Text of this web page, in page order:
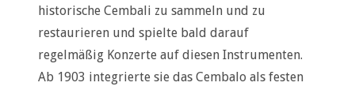
historische Cembali zu sammeln und zu
restaurieren und spielte bald darauf
regelmäßig Konzerte auf diesen Instrumenten.
Ab 1903 integrierte sie das Cembalo als festen